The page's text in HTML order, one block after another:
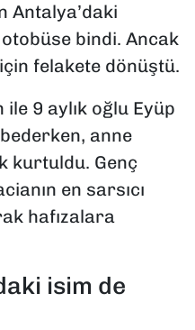
Antalya’daki
bindi. Ancak
felakete dönüştü.
9 aylık oğlu Eyüp
anne
kurtuldu. Genç
en sarsıcı
hafızalara
isim de